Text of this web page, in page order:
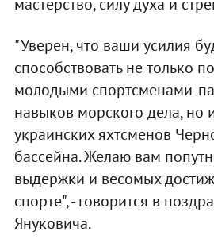
мастерство, силу духа и
"Уверен, что ваши усилия
способствовать не только
молодыми спортсменами-
навыков морского дела, но
украинских яхтсменов
бассейна. Желаю вам
выдержки и весомых
спорте", - говорится в
Януковича.